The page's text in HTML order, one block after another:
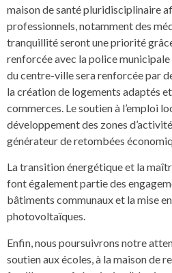
maison de santé pluridisciplinaire
professionnels, notamment des
tranquillité seront une priorité
renforcée avec la police
du centre-ville sera renforcée par
la création de logements adaptés
commerces. Le soutien à l’emploi
développement des zones
générateur de retombées
La transition énergétique et la
font également partie des
bâtiments communaux et la mise
photovoltaïques.
Enfin, nous poursuivrons notre
soutien aux écoles, à la maison de